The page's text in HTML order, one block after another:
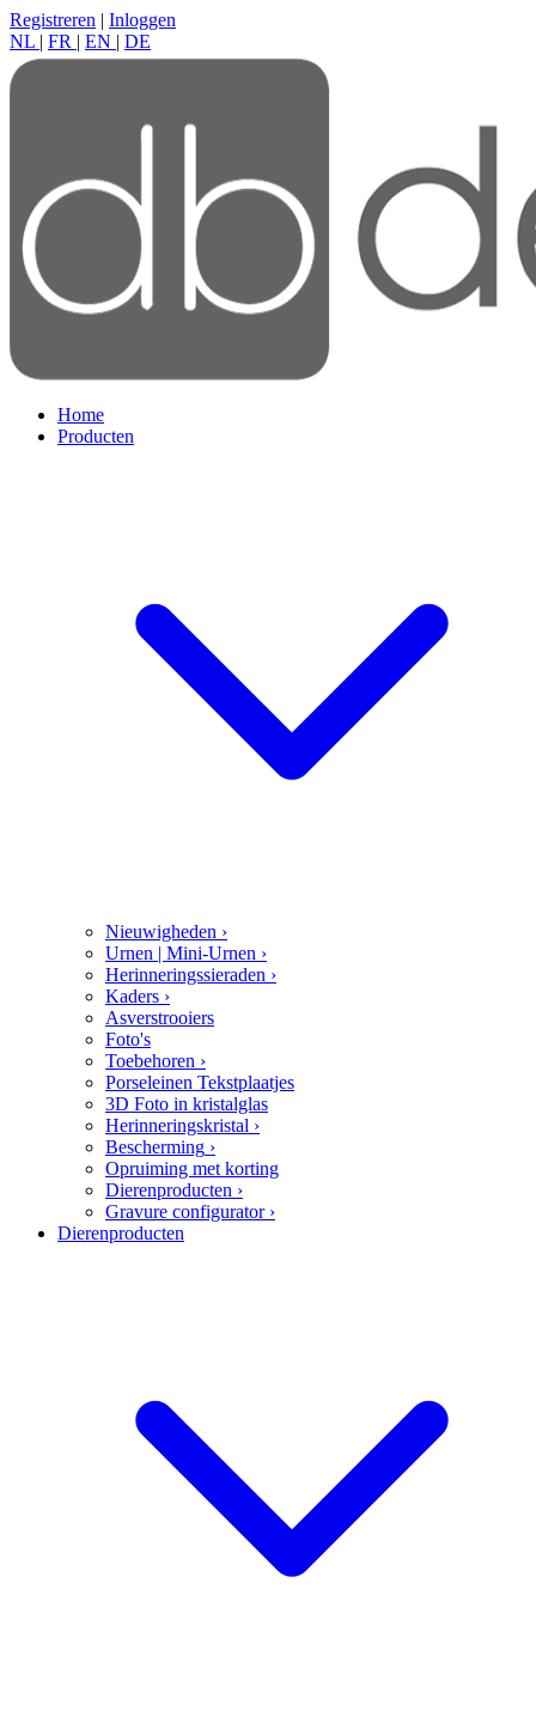
Registreren | Inloggen
NL | FR | EN | DE
Home
Producten
Nieuwigheden ›
Urnen | Mini-Urnen ›
Herinneringssieraden ›
Kaders ›
Asverstrooiers
Foto's
Toebehoren ›
Porseleinen Tekstplaatjes
3D Foto in kristalglas
Herinneringskristal ›
Bescherming ›
Opruiming met korting
Dierenproducten ›
Gravure configurator ›
Dierenproducten